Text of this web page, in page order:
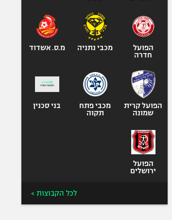
אופניים
ספורט מוטורי
כדורמים
בייסבול MLB
ספורט אתגרי
אומנויות לחימה
הפועל
חדרה
מכבי נתניה מ.ס. אשדוד
הפועל קרית
שמונה
מכבי פתח
תקוה
בני סכנין
הפועל
ירושלים
לכל הקבוצות >